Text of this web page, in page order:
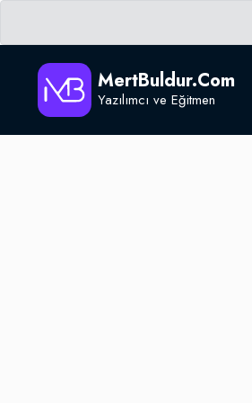
MertBuldur.Com
Yazılımcı ve Eğitmen